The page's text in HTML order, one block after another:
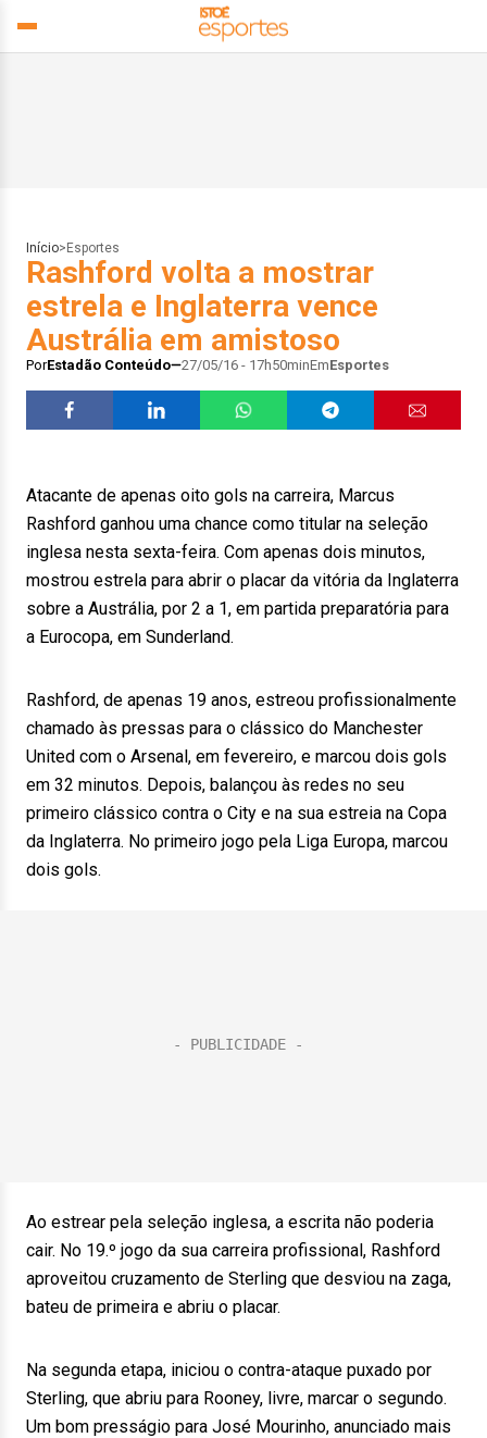
Início> Esportes
Rashford volta a mostrar
estrela e Inglaterra vence
Austrália em amistoso
PorEstadão Conteúdo 27/05/16 - 17h50minEmEsportes
Atacante de apenas oito gols na carreira, Marcus
Rashford ganhou uma chance como titular na seleção
inglesa nesta sexta-feira. Com apenas dois minutos,
mostrou estrela para abrir o placar da vitória da Inglaterra
sobre a Austrália, por 2 a 1, em partida preparatória para
a Eurocopa, em Sunderland.
Rashford, de apenas 19 anos, estreou profissionalmente
chamado às pressas para o clássico do Manchester
United com o Arsenal, em fevereiro, e marcou dois gols
em 32 minutos. Depois, balançou às redes no seu
primeiro clássico contra o City e na sua estreia na Copa
da Inglaterra. No primeiro jogo pela Liga Europa, marcou
dois gols.
Ao estrear pela seleção inglesa, a escrita não poderia
cair. No 19.º jogo da sua carreira profissional, Rashford
aproveitou cruzamento de Sterling que desviou na zaga,
bateu de primeira e abriu o placar.
Na segunda etapa, iniciou o contra-ataque puxado por
Sterling, que abriu para Rooney, livre, marcar o segundo.
Um bom presságio para José Mourinho, anunciado mais